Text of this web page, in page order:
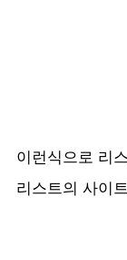
이런식으로 리
리스트의 사이